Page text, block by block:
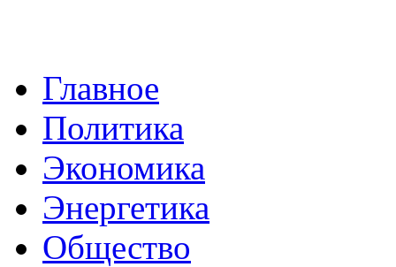
Главное
Политика
Экономика
Энергетика
Общество